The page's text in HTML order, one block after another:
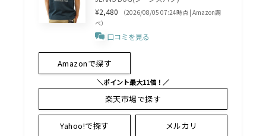
¥2,480
（2026/08/05 07:24時点 | Amazon調
べ）
口コミを見る
Amazonで探す
＼ポイント最大11倍！／
楽天市場で探す
Yahoo!で探す メルカリ